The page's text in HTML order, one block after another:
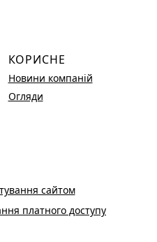
КОРИСНЕ
Новини компаній
Огляди
сайтом
платного доступу